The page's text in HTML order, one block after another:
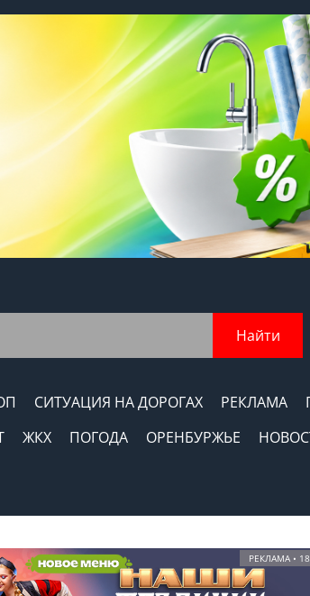
Найти
СИТУАЦИЯ НА ДОРОГАХ РЕКЛАМА
ЖКХ ПОГОДА ОРЕНБУРЖЬЕ
РЕКЛАМА •